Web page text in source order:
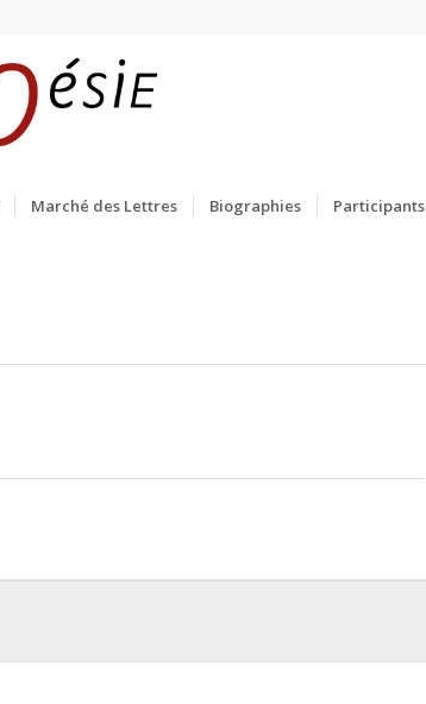
Marché des Lettres Biographies Participants